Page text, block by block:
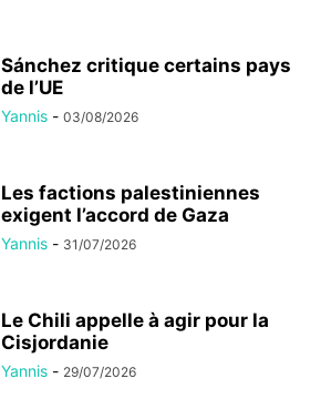
Sánchez critique certains pays
de l’UE
Yannis - 03/08/2026
Les factions palestiniennes
exigent l’accord de Gaza
Yannis - 31/07/2026
Le Chili appelle à agir pour la
Cisjordanie
Yannis - 29/07/2026